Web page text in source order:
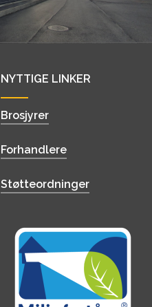
NYTTIGE LINKER
Brosjyrer
Forhandlere
Støtteordninger